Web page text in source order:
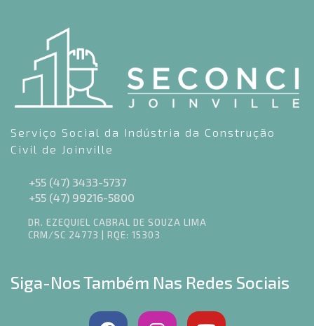
Serviço Social da Indústria da Construção
Civil de Joinville
+55 (47) 3433-5737
+55 (47) 99216-5800
DR. EZEQUIEL CABRAL DE SOUZA LIMA
CRM/SC 24773 | RQE: 15303
Siga-Nos Também Nas Redes Sociais